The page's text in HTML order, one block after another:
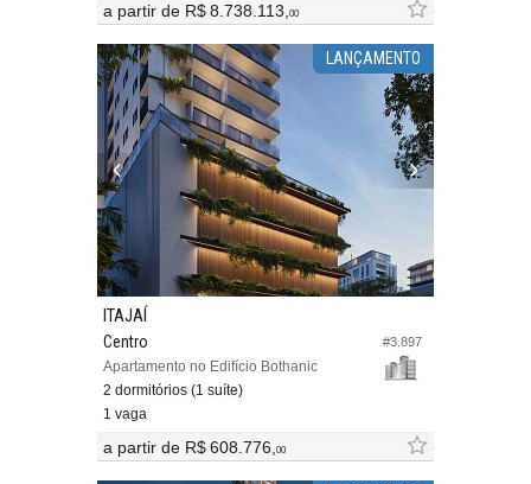
a partir de R$ 8.738.113,00
LANÇAMENTO
#3.897
ITAJAÍ
Centro
Apartamento no Edifício Bothanic
2 dormitórios (1 suíte)
1 vaga
a partir de R$ 608.776,00